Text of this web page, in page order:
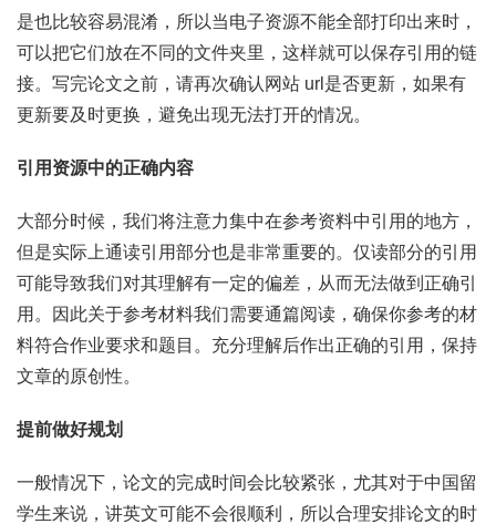
是也比较容易混淆，所以当电子资源不能全部打印出来时，
可以把它们放在不同的文件夹里，这样就可以保存引用的链
接。写完论文之前，请再次确认网站 url是否更新，如果有
更新要及时更换，避免出现无法打开的情况。
引用资源中的正确内容
大部分时候，我们将注意力集中在参考资料中引用的地方，
但是实际上通读引用部分也是非常重要的。仅读部分的引用
可能导致我们对其理解有一定的偏差，从而无法做到正确引
用。因此关于参考材料我们需要通篇阅读，确保你参考的材
料符合作业要求和题目。充分理解后作出正确的引用，保持
文章的原创性。
提前做好规划
一般情况下，论文的完成时间会比较紧张，尤其对于中国留
学生来说，讲英文可能不会很顺利，所以合理安排论文的时